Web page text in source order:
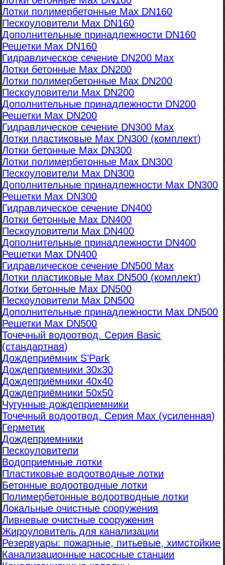
Лотки полимербетонные Max DN160
Пескоуловители Max DN160
Дополнительные принадлежности DN160
Решетки Max DN160
Гидравлическое сечение DN200 Max
Лотки бетонные Max DN200
Лотки полимербетонные Max DN200
Пескоуловители Max DN200
Дополнительные принадлежности DN200
Решетки Max DN200
Гидравлическое сечение DN300 Max
Лотки пластиковые Max DN300 (комплект)
Лотки бетонные Max DN300
Лотки полимербетонные Max DN300
Пескоуловители Max DN300
Дополнительные принадлежности Max DN300
Решетки Max DN300
Гидравлическое сечение DN400
Лотки бетонные Max DN400
Пескоуловители Max DN400
Дополнительные принадлежности DN400
Решетки Max DN400
Гидравлическое сечение DN500 Max
Лотки пластиковые Max DN500 (комплект)
Лотки бетонные Max DN500
Пескоуловители Max DN500
Дополнительные принадлежности Max DN500
Решетки Max DN500
Точечный водоотвод. Серия Basic
(стандартная)
Дождеприёмник S’Park
Дождеприемники 30х30
Дождеприёмники 40х40
Дождеприёмники 50х50
Чугунные дождеприемники
Точечный водоотвод. Серия Max (усиленная)
Герметик
Дождеприемники
Пескоуловители
Водоприемные лотки
Пластиковые водоотводные лотки
Бетонные водоотводные лотки
Полимербетонные водоотводные лотки
Локальные очистные сооружения
Ливневые очистные сооружения
Жироуловитель для канализации
Резервуары: пожарные, питьевые, химстойкие
Канализационные насосные станции